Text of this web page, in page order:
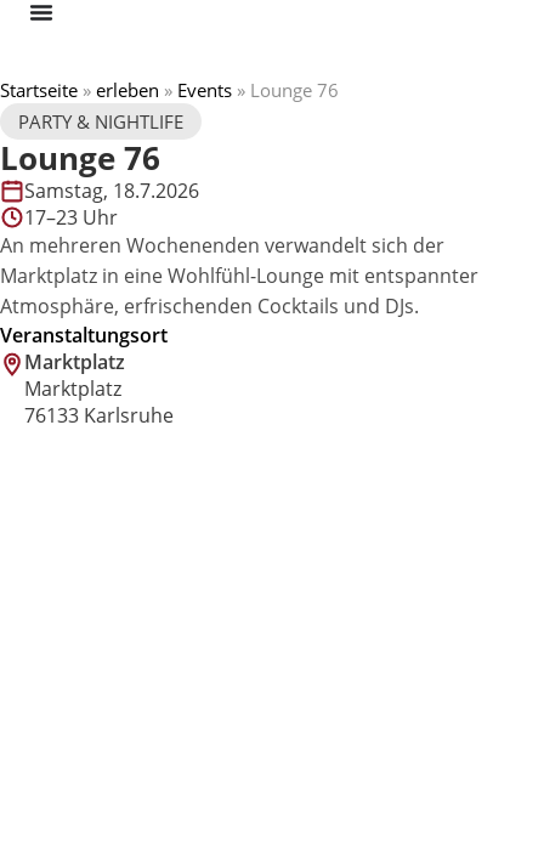
Skip
Startseite » erleben » Events » Lounge 76
PARTY & NIGHTLIFE
Lounge 76
Samstag, 18.7.2026
17–23 Uhr
An mehreren Wochenenden verwandelt sich der
Marktplatz in eine Wohlfühl-Lounge mit entspannter
Atmosphäre, erfrischenden Cocktails und DJs.
Veranstaltungsort
Marktplatz
Marktplatz
76133 Karlsruhe